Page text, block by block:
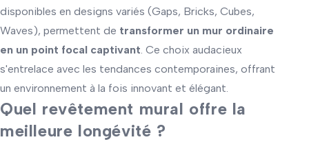
disponibles en designs variés (Gaps, Bricks, Cubes,
Waves), permettent de transformer un mur ordinaire
en un point focal captivant. Ce choix audacieux
s'entrelace avec les tendances contemporaines, offrant
un environnement à la fois innovant et élégant.
Quel revêtement mural offre la
meilleure longévité ?